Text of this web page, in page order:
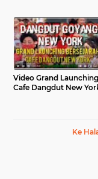
Video Grand Launching
Cafe Dangdut New
Ke